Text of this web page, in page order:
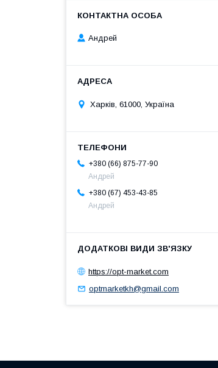
Андрей
Харків, 61000, Україна
+380 (66) 875-77-90
Андрей
+380 (67) 453-43-85
Андрей
https://opt-market.com
optmarketkh@gmail.com